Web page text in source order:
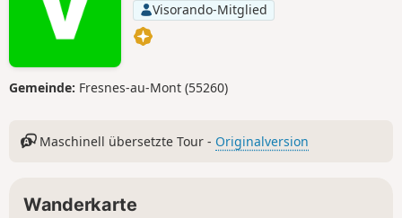
Visorando-Mitglied
Gemeinde: Fresnes-au-Mont (55260)
Maschinell übersetzte Tour - Originalversion
Wanderkarte